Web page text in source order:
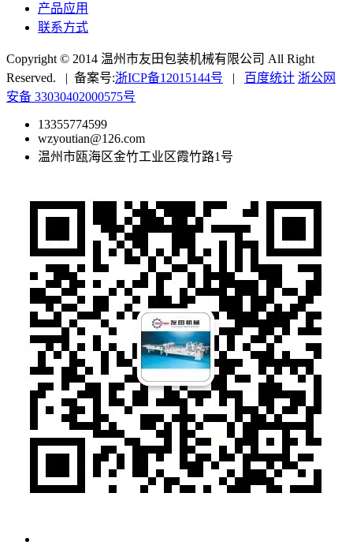
产品应用
联系方式
Copyright © 2014 温州市友田包装机械有限公司 All Right
Reserved. | 备案号:浙ICP备12015144号 | 百度统计 浙公网
安备 33030402000575号
13355774599
wzyoutian@126.com
温州市瓯海区金竹工业区霞竹路1号